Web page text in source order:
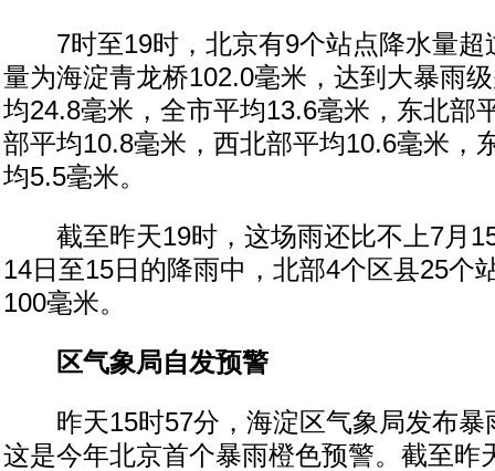
7时至19时，北京有9个站点降水量超
量为海淀青龙桥102.0毫米，达到大暴雨
均24.8毫米，全市平均13.6毫米，东北部
部平均10.8毫米，西北部平均10.6毫米，
均5.5毫米。
截至昨天19时，这场雨还比不上7月
14日至15日的降雨中，北部4个区县25个
100毫米。
区气象局自发预警
昨天15时57分，海淀区气象局发布暴
这是今年北京首个暴雨橙色预警。截至昨